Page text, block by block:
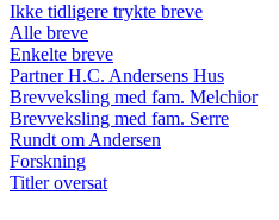
Ikke tidligere trykte breve
Alle breve
Enkelte breve
Partner H.C. Andersens Hus
Brevveksling med fam. Melchior
Brevveksling med fam. Serre
Rundt om Andersen
Forskning
Titler oversat